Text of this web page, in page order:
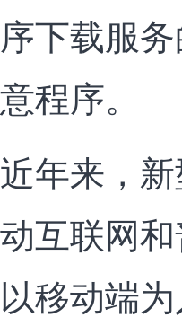
序下载服
意程序。
近年来，
动互联网
以移动端